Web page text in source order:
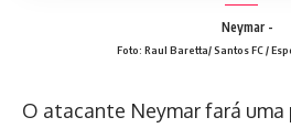
Neymar -
Foto: Raul Baretta/ Santos FC /
O atacante Neymar fará